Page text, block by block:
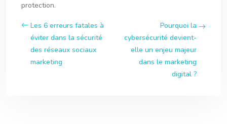
protection.
Les 6 erreurs fatales à
éviter dans la sécurité
des réseaux sociaux
marketing
Pourquoi la
cybersécurité devient-
elle un enjeu majeur
dans le marketing
digital ?